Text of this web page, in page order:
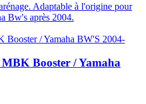
Adaptable à l'origine pour
Bw's après 2004.
Booster / Yamaha